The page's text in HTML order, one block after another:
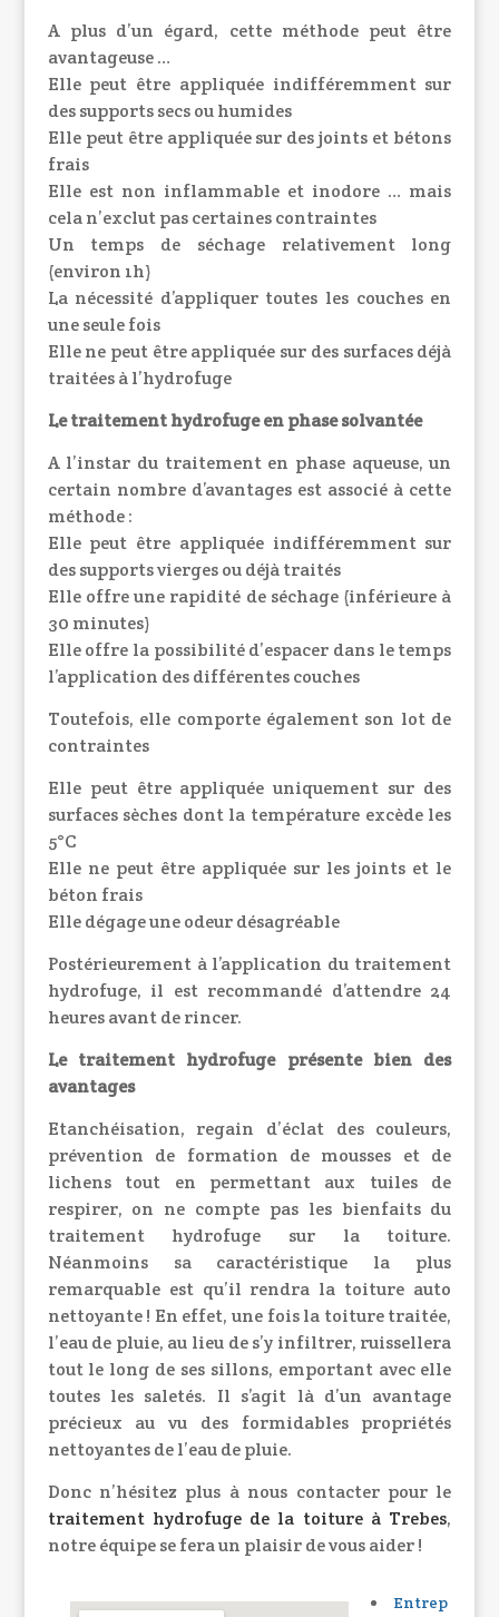
A plus d’un égard, cette méthode peut être
avantageuse …
Elle peut être appliquée indifféremment sur
des supports secs ou humides
Elle peut être appliquée sur des joints et bétons
frais
Elle est non inflammable et inodore … mais
cela n’exclut pas certaines contraintes
Un temps de séchage relativement long
(environ 1h)
La nécessité d’appliquer toutes les couches en
une seule fois
Elle ne peut être appliquée sur des surfaces déjà
traitées à l’hydrofuge
Le traitement hydrofuge en phase solvantée
A l’instar du traitement en phase aqueuse, un
certain nombre d’avantages est associé à cette
méthode :
Elle peut être appliquée indifféremment sur
des supports vierges ou déjà traités
Elle offre une rapidité de séchage (inférieure à
30 minutes)
Elle offre la possibilité d’espacer dans le temps
l’application des différentes couches
Toutefois, elle comporte également son lot de
contraintes
Elle peut être appliquée uniquement sur des
surfaces sèches dont la température excède les
5°C
Elle ne peut être appliquée sur les joints et le
béton frais
Elle dégage une odeur désagréable
Postérieurement à l’application du traitement
hydrofuge, il est recommandé d’attendre 24
heures avant de rincer.
Le traitement hydrofuge présente bien des
avantages
Etanchéisation, regain d’éclat des couleurs,
prévention de formation de mousses et de
lichens tout en permettant aux tuiles de
respirer, on ne compte pas les bienfaits du
traitement hydrofuge sur la toiture.
Néanmoins sa caractéristique la plus
remarquable est qu’il rendra la toiture auto
nettoyante ! En effet, une fois la toiture traitée,
l’eau de pluie, au lieu de s’y infiltrer, ruissellera
tout le long de ses sillons, emportant avec elle
toutes les saletés. Il s’agit là d’un avantage
précieux au vu des formidables propriétés
nettoyantes de l’eau de pluie.
Donc n’hésitez plus à nous contacter pour le
traitement hydrofuge de la toiture à Trebes,
notre équipe se fera un plaisir de vous aider !
Entrep